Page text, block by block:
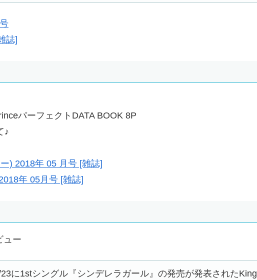
誌]
パーフェクトDATA BOOK 8P
♪
) 2018年 05 月号 [雑誌]
年 05月号 [雑誌]
ュー
23に1stシングル『シンデレラガール』の発売が発表されたKing